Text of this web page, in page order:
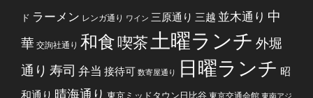
ド ラーメン レンガ通り ワイン 三原通り 三越 並木通り 中
華 交詢社通り 和食喫茶 土曜ランチ 外堀
通り 寿司 弁当 接待可 数寄屋通り 日曜ランチ 昭
和通り 晴海通り 東京ミッドタウン日比谷 東京交通会館 東南アジ